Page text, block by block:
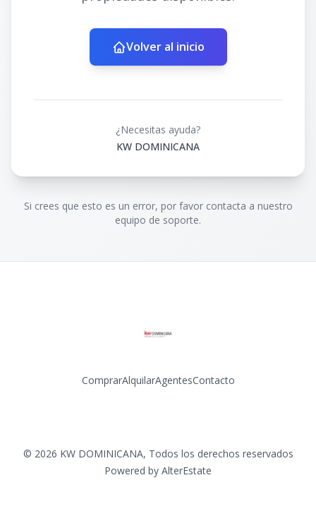
Volver al inicio
¿Necesitas ayuda?
KW DOMINICANA
Si crees que esto es un error, por favor contacta a nuestro
equipo de soporte.
ComprarAlquilarAgentesContacto
© 2026 KW DOMINICANA, Todos los derechos reservados
Powered by AlterEstate